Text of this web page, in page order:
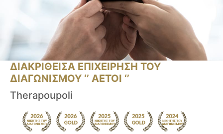
ΔΙΑΚΡΙΘΕΙΣΑ ΕΠΙΧΕΙΡΗΣΗ ΤΟΥ
ΔΙΑΓΩΝΙΣΜΟΥ ‘’ ΑΕΤΟΙ ‘’
Therapoupoli